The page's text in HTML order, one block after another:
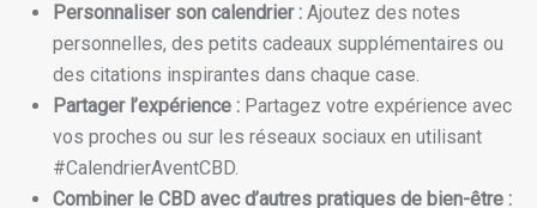
Personnaliser son calendrier : Ajoutez des notes
personnelles, des petits cadeaux supplémentaires ou
des citations inspirantes dans chaque case.
Partager l’expérience : Partagez votre expérience avec
vos proches ou sur les réseaux sociaux en utilisant
#CalendrierAventCBD.
Combiner le CBD avec d’autres pratiques de bien-être :